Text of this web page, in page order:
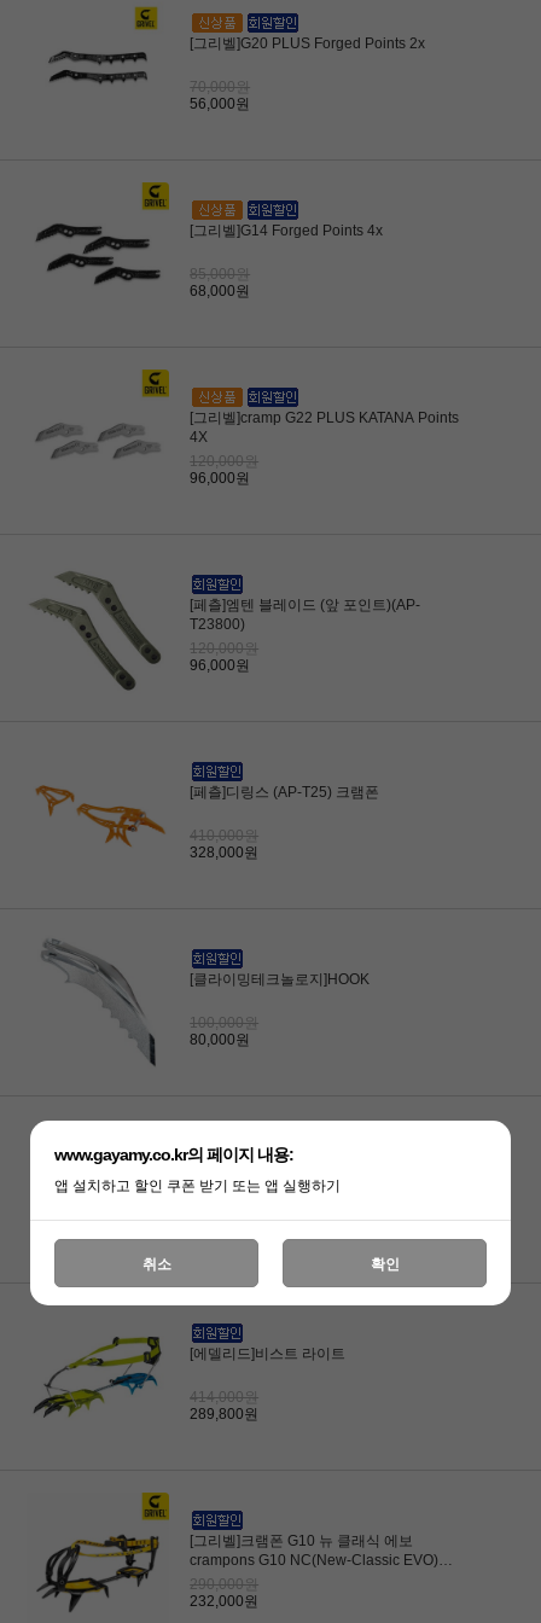
[그리벨]G20 PLUS Forged Points 2x
70,000원
56,000원
[그리벨]G14 Forged Points 4x
85,000원
68,000원
[그리벨]cramp G22 PLUS KATANA Points
4X
120,000원
96,000원
[페츨]엠텐 블레이드 (앞 포인트)(AP-
T23800)
120,000원
96,000원
[페츨]디링스 (AP-T25) 크램폰
410,000원
328,000원
[클라이밍테크놀로지]HOOK
100,000원
80,000원
[페츨]샤켄 LLU (AP-T10ALLU) 크램폰
[에델리드]비스트 라이트
414,000원
289,800원
[그리벨]크램폰 G10 뉴 클래식 에보
crampons G10 NC(New-Classic EVO)
(w/Antibott,Flex bar)설상 워킹용
290,000원
232,000원
www.gayamy.co.kr의 페이지 내용:
앱 설치하고 할인 쿠폰 받기 또는 앱 실행하기
취소 확인